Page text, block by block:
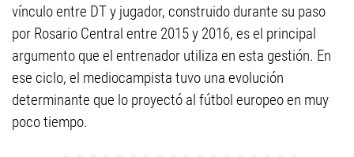
vínculo entre DT y jugador, construido durante su paso
por Rosario Central entre 2015 y 2016, es el principal
argumento que el entrenador utiliza en esta gestión. En
ese ciclo, el mediocampista tuvo una evolución
determinante que lo proyectó al fútbol europeo en muy
poco tiempo.